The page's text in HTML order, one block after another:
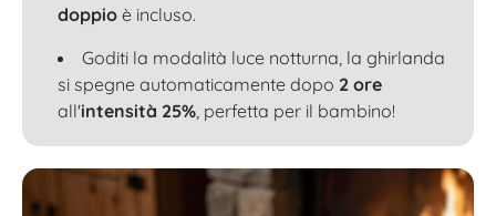
doppio è incluso.
Goditi la modalità luce notturna, la ghirlanda
si spegne automaticamente dopo 2 ore
all'intensità 25% , perfetta per il bambino!